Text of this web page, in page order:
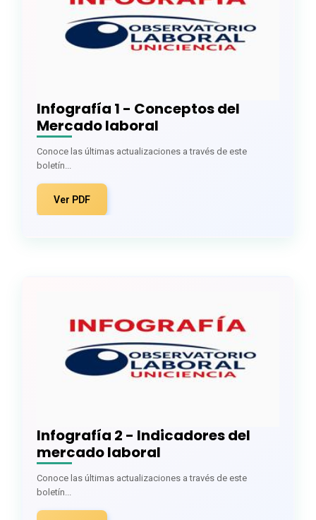
Infografía 1 - Conceptos del
Mercado laboral
Conoce las últimas actualizaciones a través de este
boletín...
Ver PDF
Infografía 2 - Indicadores del
mercado laboral
Conoce las últimas actualizaciones a través de este
boletín...